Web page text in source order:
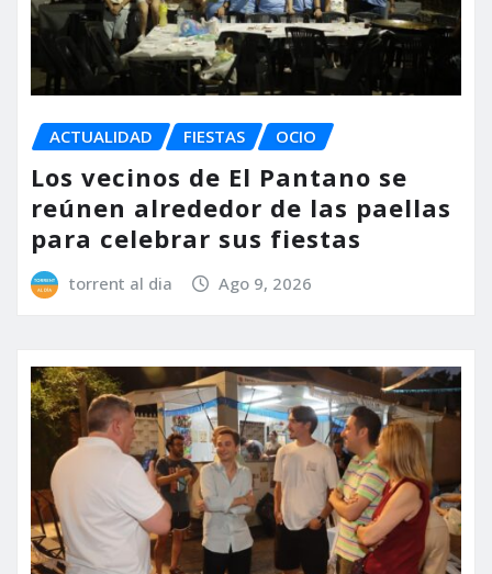
ACTUALIDAD FIESTAS OCIO
Los vecinos de El Pantano se
reúnen alrededor de las paellas
para celebrar sus fiestas
torrent al dia Ago 9, 2026